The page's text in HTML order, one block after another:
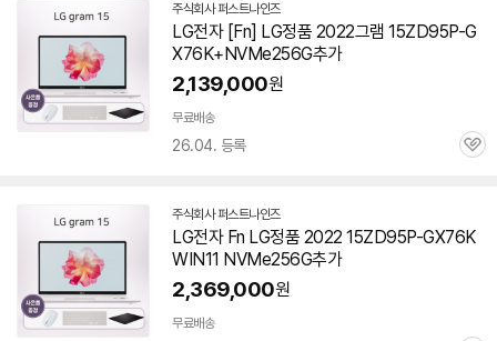
주식회사 퍼스트나인즈네
이
버
페
이
LG전자 [Fn] LG정품 2022그램 15ZD95P-G
X76K+NVMe256G추가
2,139,000원
무료배송
26.04. 등록
관
주식회사 퍼스트나인즈네
이
버
페
이
LG전자 Fn LG정품 2022 15ZD95P-GX76K
WIN11 NVMe256G추가
2,369,000원
무료배송